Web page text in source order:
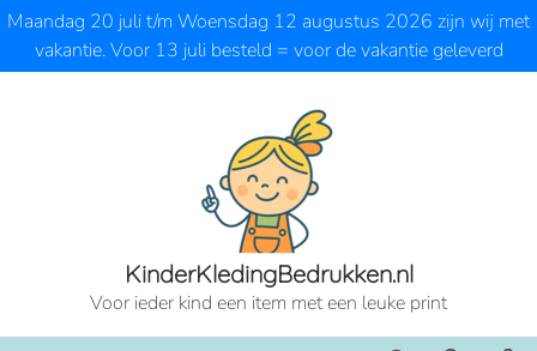
Ga naar de hoofdinhoud
Maandag 20 juli t/m Woensdag 12 augustus 2026 zijn wij met
vakantie. Voor 13 juli besteld = voor de vakantie geleverd
KinderKledingBedrukken.nl
Voor ieder kind een item met een leuke print